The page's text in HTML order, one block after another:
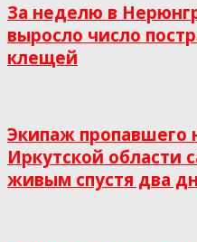
За неделю в
выросло число
клещей
Экипаж пропавшего
Иркутской области
живым спустя два